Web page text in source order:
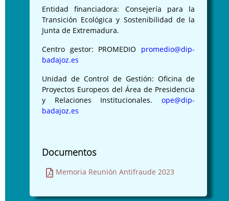
Entidad financiadora: Consejería para la
Transición Ecológica y Sostenibilidad de la
Junta de Extremadura.
Centro gestor: PROMEDIO promedio@dip-
badajoz.es
Unidad de Control de Gestión: Oficina de
Proyectos Europeos del Área de Presidencia
y Relaciones Institucionales. ope@dip-
badajoz.es
Documentos
Memoria Reunión Antifraude 2023